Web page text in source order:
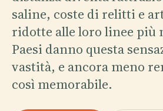
saline, coste di relitti e
ridotte alle loro linee più
Paesi danno questa
vastità, e ancora meno
così memorabile.